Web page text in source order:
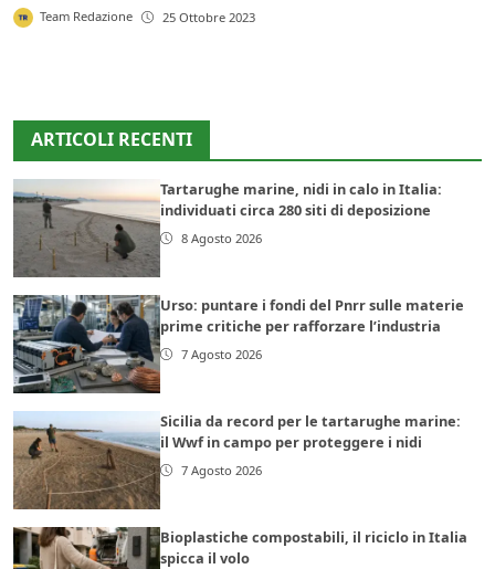
Team Redazione 25 Ottobre 2023
ARTICOLI RECENTI
Tartarughe marine, nidi in calo in Italia:
individuati circa 280 siti di deposizione
8 Agosto 2026
Urso: puntare i fondi del Pnrr sulle materie
prime critiche per rafforzare l’industria
7 Agosto 2026
Sicilia da record per le tartarughe marine:
il Wwf in campo per proteggere i nidi
7 Agosto 2026
Bioplastiche compostabili, il riciclo in Italia
spicca il volo